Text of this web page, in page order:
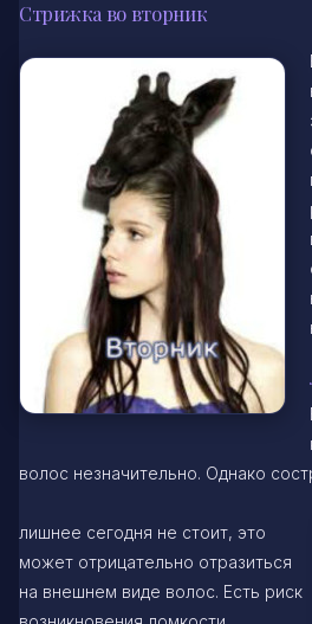
Стрижка во вторник
волос незначительно. Однако
лишнее сегодня не стоит, это
может отрицательно отразиться
на внешнем виде волос. Есть риск